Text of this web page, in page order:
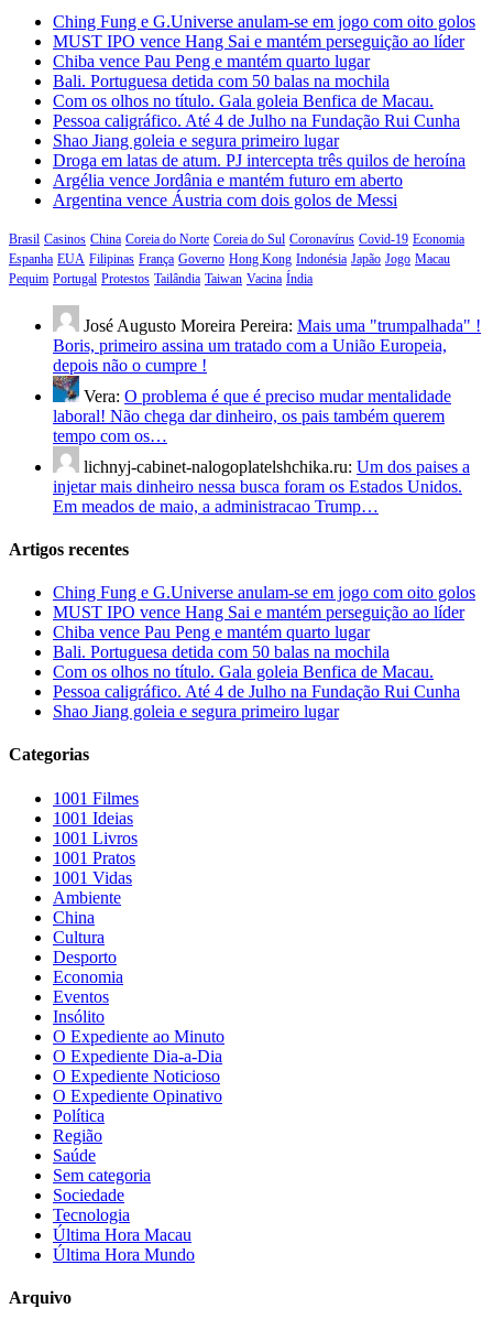
Ching Fung e G.Universe anulam-se em jogo com oito golos
MUST IPO vence Hang Sai e mantém perseguição ao líder
Chiba vence Pau Peng e mantém quarto lugar
Bali. Portuguesa detida com 50 balas na mochila
Com os olhos no título. Gala goleia Benfica de Macau.
Pessoa caligráfico. Até 4 de Julho na Fundação Rui Cunha
Shao Jiang goleia e segura primeiro lugar
Droga em latas de atum. PJ intercepta três quilos de heroína
Argélia vence Jordânia e mantém futuro em aberto
Argentina vence Áustria com dois golos de Messi
Brasil Casinos China Coreia do Norte Coreia do Sul Coronavírus Covid-19 Economia
Espanha EUA Filipinas França Governo Hong Kong Indonésia Japão Jogo Macau
Pequim Portugal Protestos Tailândia Taiwan Vacina Índia
José Augusto Moreira Pereira: Mais uma "trumpalhada" !
Boris, primeiro assina um tratado com a União Europeia,
depois não o cumpre !
Vera: O problema é que é preciso mudar mentalidade
laboral! Não chega dar dinheiro, os pais também querem
tempo com os…
lichnyj-cabinet-nalogoplatelshchika.ru: Um dos paises a
injetar mais dinheiro nessa busca foram os Estados Unidos.
Em meados de maio, a administracao Trump…
Artigos recentes
Ching Fung e G.Universe anulam-se em jogo com oito golos
MUST IPO vence Hang Sai e mantém perseguição ao líder
Chiba vence Pau Peng e mantém quarto lugar
Bali. Portuguesa detida com 50 balas na mochila
Com os olhos no título. Gala goleia Benfica de Macau.
Pessoa caligráfico. Até 4 de Julho na Fundação Rui Cunha
Shao Jiang goleia e segura primeiro lugar
Categorias
1001 Filmes
1001 Ideias
1001 Livros
1001 Pratos
1001 Vidas
Ambiente
China
Cultura
Desporto
Economia
Eventos
Insólito
O Expediente ao Minuto
O Expediente Dia-a-Dia
O Expediente Noticioso
O Expediente Opinativo
Política
Região
Saúde
Sem categoria
Sociedade
Tecnologia
Última Hora Macau
Última Hora Mundo
Arquivo